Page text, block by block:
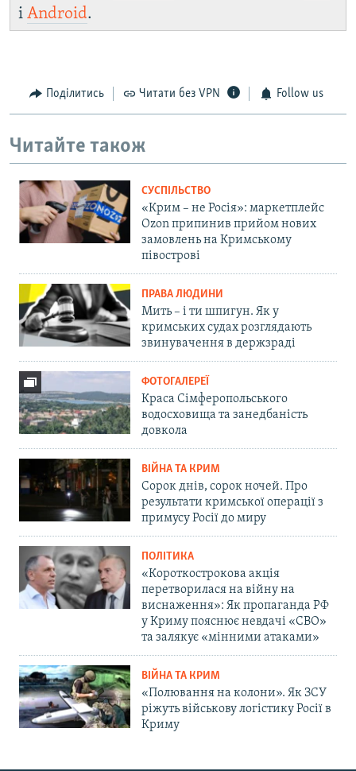
і Android.
Поділитись Читати без VPN Follow us
Читайте також
СУСПІЛЬСТВО
«Крим – не Росія»: маркетплейс
Ozon припинив прийом нових
замовлень на Кримському
півострові
ПРАВА ЛЮДИНИ
Мить – і ти шпигун. Як у
кримських судах розглядають
звинувачення в держзраді
ФОТОГАЛЕРЕЇ
Краса Сімферопольського
водосховища та занедбаність
довкола
ВІЙНА ТА КРИМ
Сорок днів, сорок ночей. Про
результати кримської операції з
примусу Росії до миру
ПОЛІТИКА
«Короткострокова акція
перетворилася на війну на
виснаження»: Як пропаганда РФ
у Криму пояснює невдачі «СВО»
та залякує «мінними атаками»
ВІЙНА ТА КРИМ
«Полювання на колони». Як ЗСУ
ріжуть військову логістику Росії в
Криму